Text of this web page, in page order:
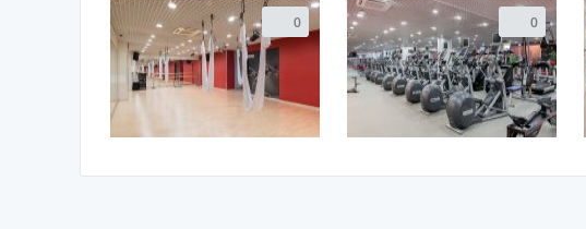
0 0